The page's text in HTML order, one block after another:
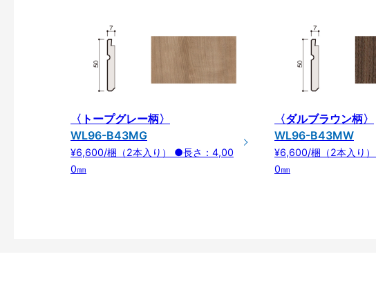
〈トープグレー柄〉
WL96-B43MG
¥6,600/梱（2本入り） ●長さ：4,00
0㎜
〈ダルブラウン柄〉
WL96-B43MW
¥6,600/梱（2本入り
0㎜